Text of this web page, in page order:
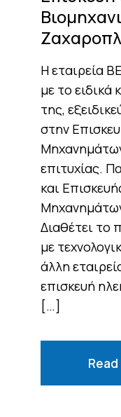
Η εταιρεία
με το
της,
στην
επιτυχίας.
και
Διαθέτει το
με
άλλη
επισκευή
[…]